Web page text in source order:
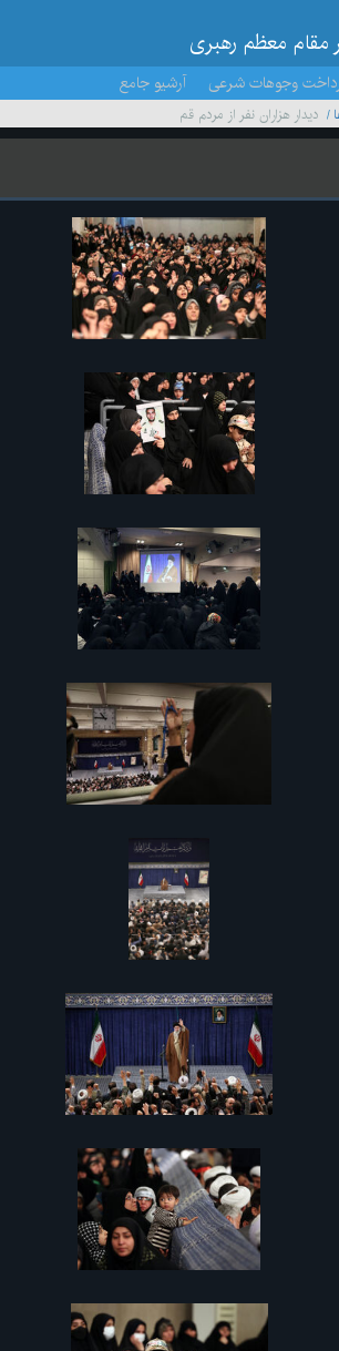
مقام معظم رهبری
وجوهات شرعی آرشیو جامع
دیدار هزاران نفر از مردم قم